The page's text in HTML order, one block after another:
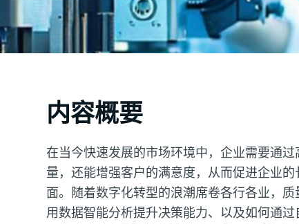
内容概要
在当今快速发展的市场环境中，企业需要通过
量，还能增强客户的满意度，从而促进企业
面。随着数字化转型的浪潮席卷各行各业，
用数据智能分析提升决策能力、以及如何通